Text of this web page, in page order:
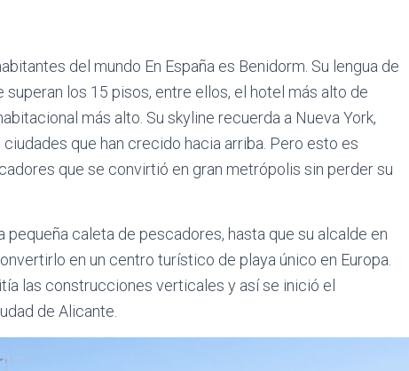
del mundo En España es Benidorm. Su lengua de
los 15 pisos, entre ellos, el hotel más alto de
más alto. Su skyline recuerda a Nueva York,
que han crecido hacia arriba. Pero esto es
que se convirtió en gran metrópolis sin perder su
pequeña caleta de pescadores, hasta que su alcalde en
en un centro turístico de playa único en Europa.
las construcciones verticales y así se inició el
de Alicante.